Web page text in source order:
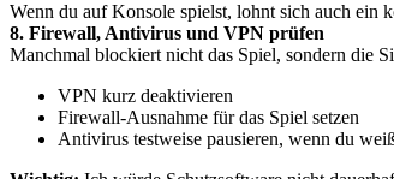
Wenn du auf Konsole spielst, lohnt sich auch ein
8. Firewall, Antivirus und VPN prüfen
Manchmal blockiert nicht das Spiel, sondern die
VPN kurz deaktivieren
Firewall-Ausnahme für das Spiel setzen
Antivirus testweise pausieren, wenn du